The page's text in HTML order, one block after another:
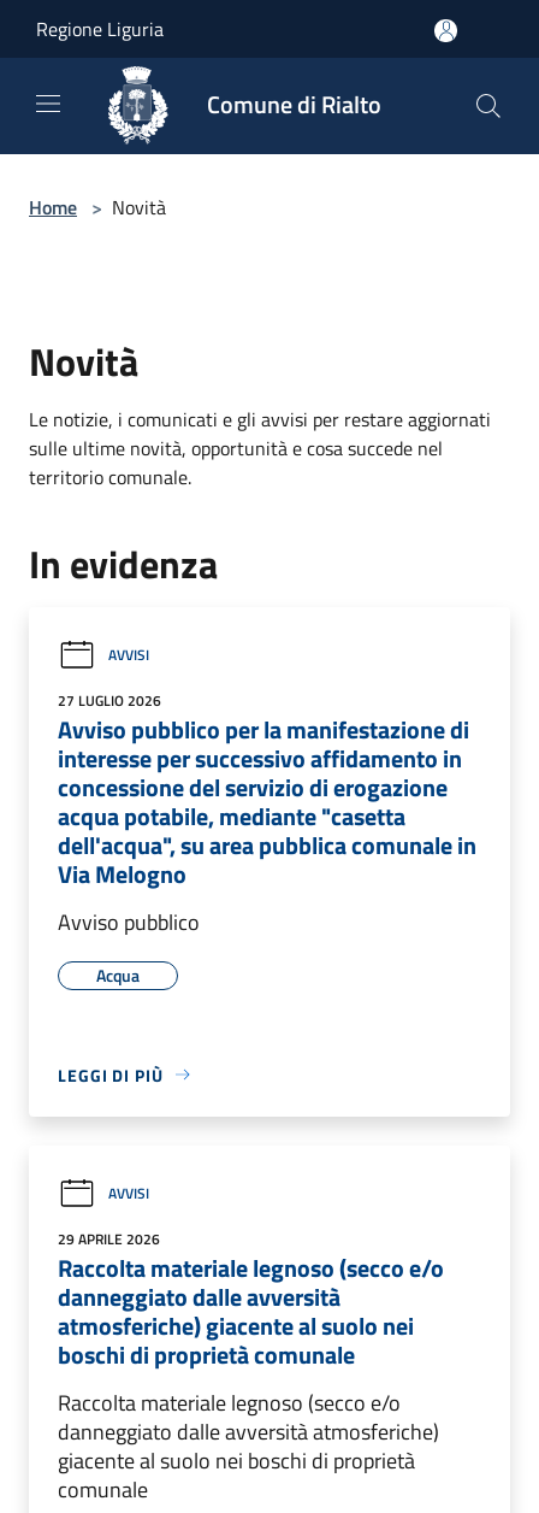
Regione Liguria
Comune di Rialto
Home > Novità
Novità
Le notizie, i comunicati e gli avvisi per restare aggiornati
sulle ultime novità, opportunità e cosa succede nel
territorio comunale.
In evidenza
AVVISI
27 LUGLIO 2026
Avviso pubblico per la manifestazione di
interesse per successivo affidamento in
concessione del servizio di erogazione
acqua potabile, mediante "casetta
dell'acqua", su area pubblica comunale in
Via Melogno
Avviso pubblico
Acqua
LEGGI DI PIÙ
AVVISI
29 APRILE 2026
Raccolta materiale legnoso (secco e/o
danneggiato dalle avversità
atmosferiche) giacente al suolo nei
boschi di proprietà comunale
Raccolta materiale legnoso (secco e/o
danneggiato dalle avversità atmosferiche)
giacente al suolo nei boschi di proprietà
comunale